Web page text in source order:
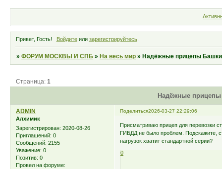
Привет, Гость! Войдитеили зарегистрируйтесь.
»ФОРУМ МОСКВЫ И СПБ »На весь мир »Надёжные прицепы
Надёжные прицепы
Страница:1
Поделиться2026-03-27 22:29:06
ADMIN
Алхимик
Зарегистрирован: 2020-08-26
Приглашений: 0
Сообщений: 2155
Уважение: 0
Позитив: 0
Провел на форуме:
Присматриваю прицеп для перевозки
ГИБДД не было проблем. Подскажите,
нагрузок хватит стандартной серии?
0